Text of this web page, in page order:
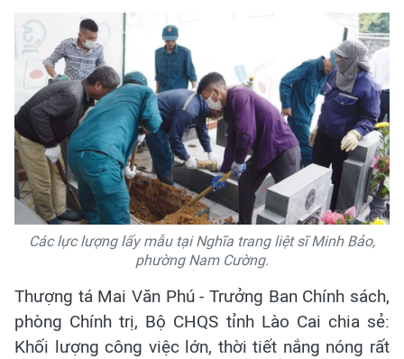
Các lực lượng lấy mẫu tại Nghĩa trang liệt sĩ Minh Bảo,
phường Nam Cường.
Thượng tá Mai Văn Phú - Trưởng Ban Chính sách,
phòng Chính trị, Bộ CHQS tỉnh Lào Cai chia sẻ:
Khối lượng công việc lớn, thời tiết nắng nóng rất